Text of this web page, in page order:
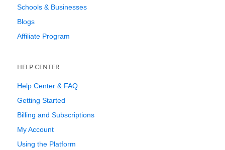
Schools & Businesses
Blogs
Affiliate Program
HELP CENTER
Help Center & FAQ
Getting Started
Billing and Subscriptions
My Account
Using the Platform